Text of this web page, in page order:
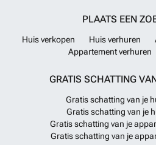
PLAATS EEN
Huis verkopen Huis verhuren
Appartement verhuren
GRATIS SCHATTING
Gratis schatting van je
Gratis schatting van je
Gratis schatting van je
Gratis schatting van je